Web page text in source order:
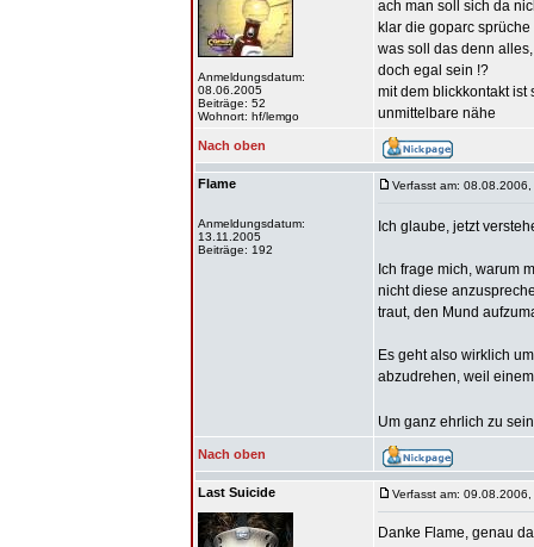
Anmeldungsdatum:
08.06.2005
Beiträge: 52
Wohnort: hf/lemgo
ach man soll sich da
klar die goparc
was soll das denn
doch egal sein !?
mit dem blickkontakt ist
unmittelbare nähe
Nach oben
Flame
Anmeldungsdatum:
13.11.2005
Beiträge: 192
Verfasst am:
Ich glaube, jetzt
Ich frage mich, warum
nicht diese
traut, den Mund
Es geht also wirklich
abzudrehen, weil
Um ganz ehrlich zu
Nach oben
Last Suicide Verfasst am:
Danke Flame, genau